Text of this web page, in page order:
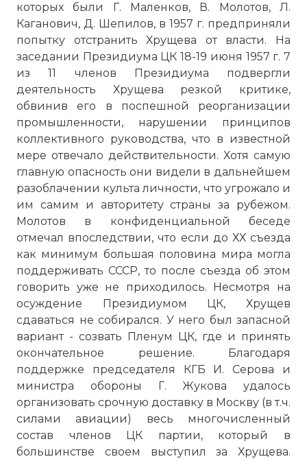
которых были Г. Маленков, В. Молотов, Л.
Каганович, Д. Шепилов, в 1957 г. предприняли
попытку отстранить Хрущева от власти. На
заседании Президиума ЦК 18-19 июня 1957 г. 7
из 11 членов Президиума подвергли
деятельность Хрущева резкой критике,
обвинив его в поспешной реорганизации
промышленности, нарушении принципов
коллективного руководства, что в известной
мере отвечало действительности. Хотя самую
главную опасность они видели в дальнейшем
разоблачении культа личности, что угрожало и
им самим и авторитету страны за рубежом.
Молотов в конфиденциальной беседе
отмечал впоследствии, что если до ХХ съезда
как минимум большая половина мира могла
поддерживать СССР, то после съезда об этом
говорить уже не приходилось. Несмотря на
осуждение Президиумом ЦК, Хрущев
сдаваться не собирался. У него был запасной
вариант - созвать Пленум ЦК, где и принять
окончательное решение. Благодаря
поддержке председателя КГБ И. Серова и
министра обороны Г. Жукова удалось
организовать срочную доставку в Москву (в т.ч.
силами авиации) весь многочисленный
состав членов ЦК партии, который в
большинстве своем выступил за Хрущева.